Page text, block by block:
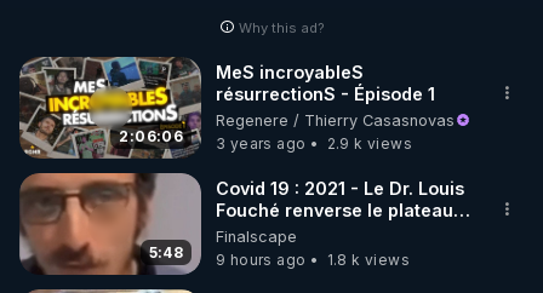
🌱 INSTAGRAM
https://www.instagram.com/rdlr_thierrycasasnovas/
http://rgnr.li/instagram
🌱 LA NEWSLETTER
Pour ne pas rater l’actualité RGNR (stages,
Why this ad?
2:06:06
MeS incroyableS
résurrectionS - Épisode 1
Regenere / Thierry Casasnovas
3 years ago
2.9 k views
5:48
Covid 19 : 2021 - Le Dr. Louis
Fouché renverse le plateau
de CNews !
Finalscape
9 hours ago
1.8 k views